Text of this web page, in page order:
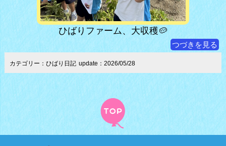
ひばりファーム、大収穫🥔
つづきを見る
カテゴリー：ひばり日記 update：2026/05/28